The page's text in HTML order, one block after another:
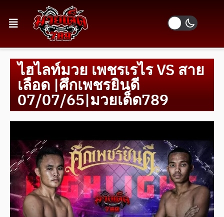
ไฮไลท์มวย เพชรเรไร VS สาย
เลือด |ศึกเพชรยินดี
07/07/65|มวยเด็ด789